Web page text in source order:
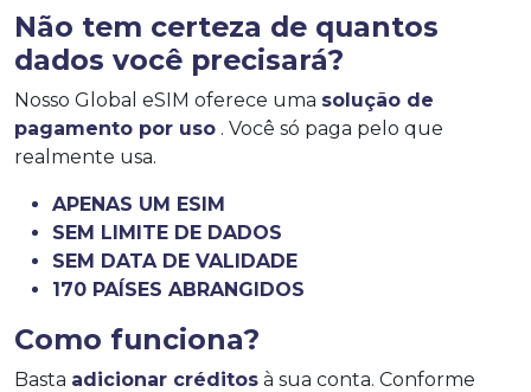
Não tem certeza de quantos
dados você precisará?
Nosso Global eSIM oferece uma solução de
pagamento por uso . Você só paga pelo que
realmente usa.
APENAS UM ESIM
SEM LIMITE DE DADOS
SEM DATA DE VALIDADE
170 PAÍSES ABRANGIDOS
Como funciona?
Basta adicionar créditos à sua conta. Conforme